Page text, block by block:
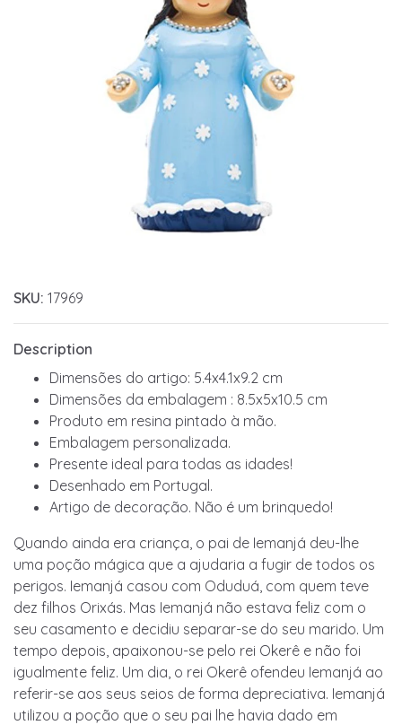
SKU: 17969
Description
Dimensões do artigo: 5.4x4.1x9.2 cm
Dimensões da embalagem : 8.5x5x10.5 cm
Produto em resina pintado à mão.
Embalagem personalizada.
Presente ideal para todas as idades!
Desenhado em Portugal.
Artigo de decoração. Não é um brinquedo!
Quando ainda era criança, o pai de Iemanjá deu-lhe
uma poção mágica que a ajudaria a fugir de todos os
perigos. Iemanjá casou com Oduduá, com quem teve
dez filhos Orixás. Mas Iemanjá não estava feliz com o
seu casamento e decidiu separar-se do seu marido. Um
tempo depois, apaixonou-se pelo rei Okerê e não foi
igualmente feliz. Um dia, o rei Okerê ofendeu Iemanjá ao
referir-se aos seus seios de forma depreciativa. Iemanjá
utilizou a poção que o seu pai lhe havia dado em